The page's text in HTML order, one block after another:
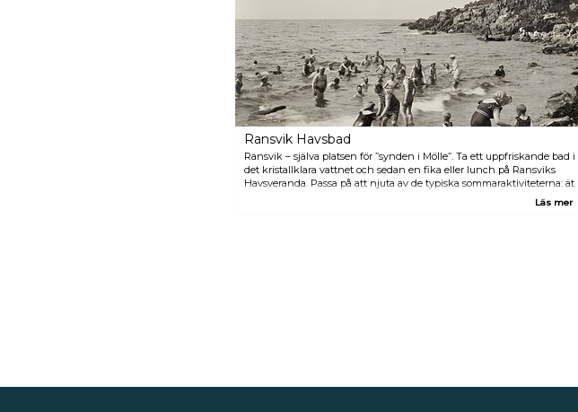
finns även ett gym och ett
boulderingblock om du vill ägna
lite tid åt fitness.
Ransvik Havsbad
Ransvik – själva platsen för ”synden i Mölle”. Ta ett uppfriskande bad i
det kristallklara vattnet och sedan en fika eller lunch på Ransviks
Havsveranda. Passa på att njuta av de typiska sommaraktiviteterna: ät
Läs mer